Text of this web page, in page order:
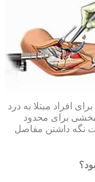
افراد مبتلا به درد
برای محدود
نگه داشتن مفاصل